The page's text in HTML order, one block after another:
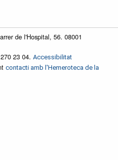
de l'Hospital, 56. 08001
23 04. Accessibilitat
contacti amb l'Hemeroteca de la